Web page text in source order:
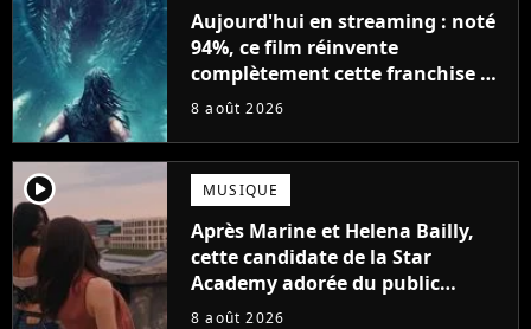
Aujourd'hui en streaming : noté
94%, ce film réinvente
complètement cette franchise de
science-fiction vieille de 40 ans
8 août 2026
player2 MUSIQUE
Après Marine et Helena Bailly,
cette candidate de la Star
Academy adorée du public
annonce son premier album,
8 août 2026